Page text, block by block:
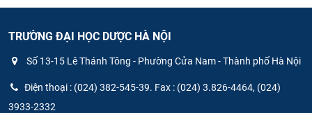
TRƯỜNG ĐẠI HỌC DƯỢC HÀ NỘI
Số 13-15 Lê Thánh Tông - Phường Cửa Nam - Thành phố Hà Nội
Điện thoại : (024) 382-545-39. Fax : (024) 3.826-4464, (024)
3933-2332